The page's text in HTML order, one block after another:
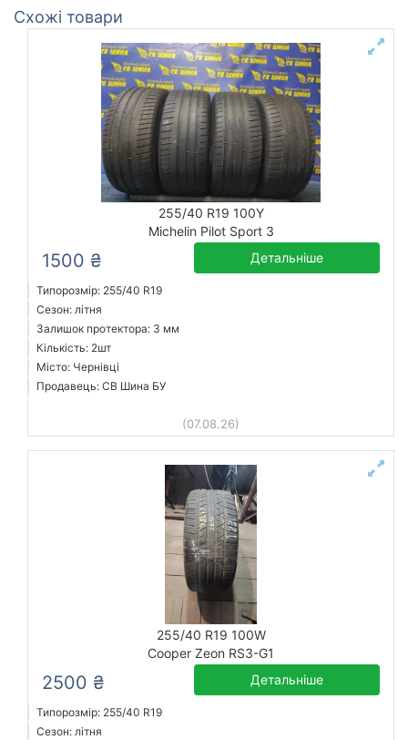
Схожі товари
255/40 R19 100Y
Michelin Pilot Sport 3
1500 ₴ Детальніше
Типорозмір: 255/40 R19
Сезон: літня
Залишок протектора: 3 мм
Кількість: 2шт
Місто: Чернівці
Продавець: СВ Шина БУ
(07.08.26)
255/40 R19 100W
Cooper Zeon RS3-G1
2500 ₴ Детальніше
Типорозмір: 255/40 R19
Сезон: літня